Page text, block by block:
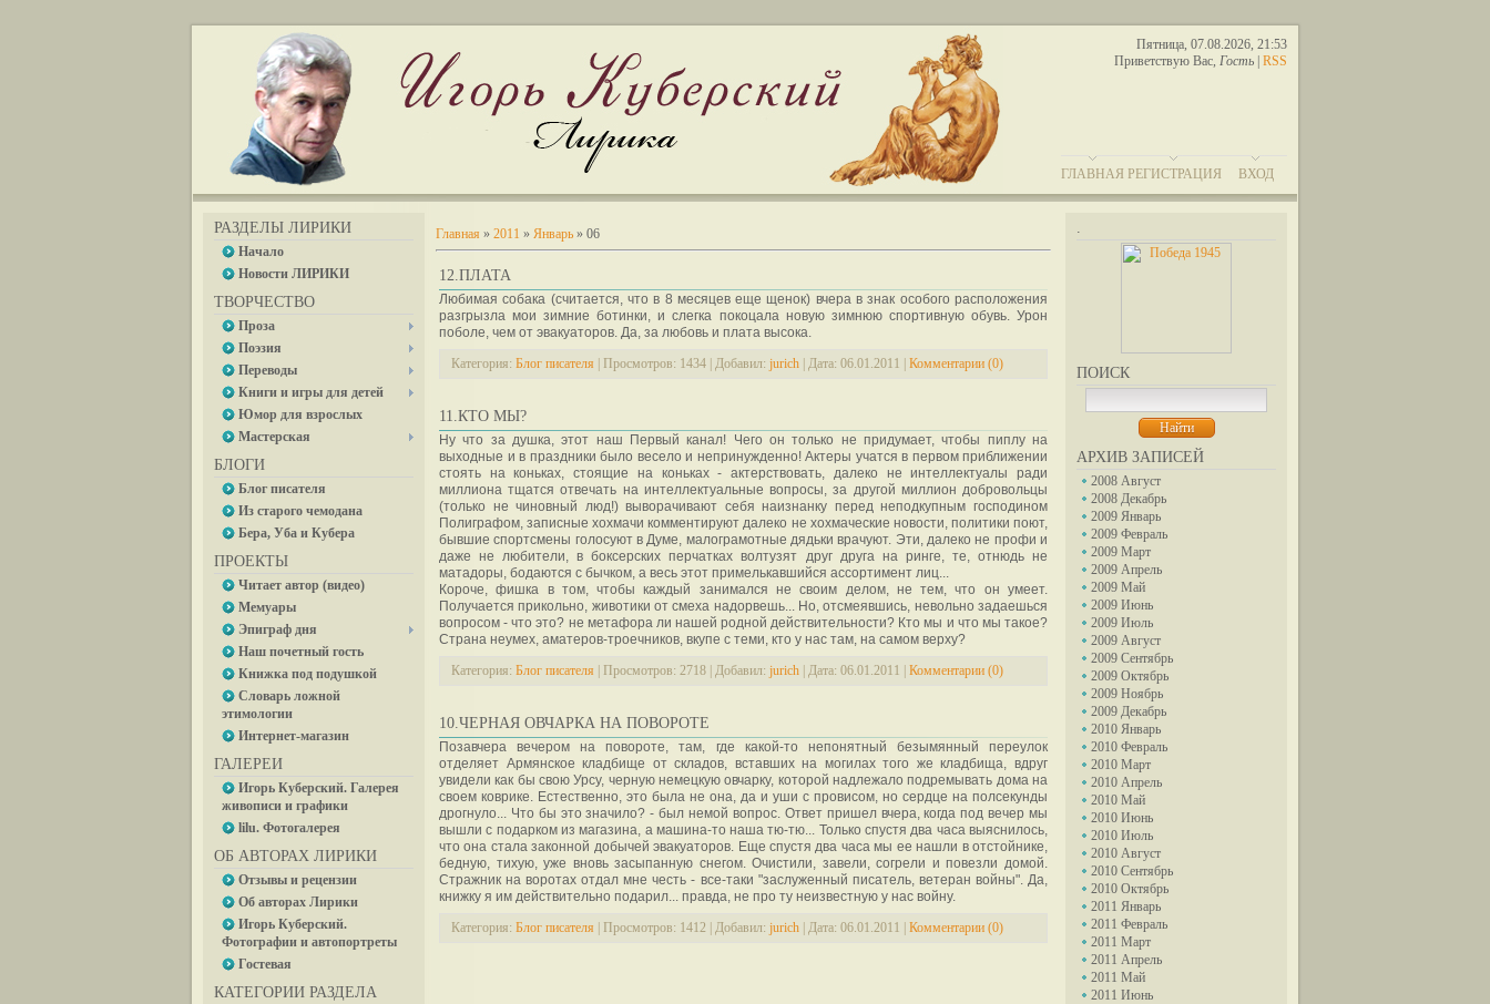
Пятница, 07.08.2026, 21:53
Приветствую Вас, Гость RSS
ГЛАВНАЯ РЕГИСТРАЦИЯ ВХОД
РАЗДЕЛЫ ЛИРИКИ
Начало
Новости ЛИРИКИ
ТВОРЧЕСТВО
Проза
Поэзия
Переводы
Книги и игры для детей
Юмор для взрослых
Мастерская
БЛОГИ
Блог писателя
Из старого чемодана
Бера, Уба и Кубера
ПРОЕКТЫ
Читает автор (видео)
Мемуары
Эпиграф дня
Наш почетный гость
Книжка под подушкой
Словарь ложной
этимологии
Интернет-магазин
ГАЛЕРЕИ
Игорь Куберский. Галерея
живописи и графики
lilu. Фотогалерея
ОБ АВТОРАХ ЛИРИКИ
Отзывы и рецензии
Об авторах Лирики
Игорь Куберский.
Фотографии и автопортреты
Гостевая
КАТЕГОРИИ РАЗДЕЛА
.
ПОИСК
АРХИВ ЗАПИСЕЙ
2008 Август
2008 Декабрь
2009 Январь
2009 Февраль
2009 Март
2009 Апрель
2009 Май
2009 Июнь
2009 Июль
2009 Август
2009 Сентябрь
2009 Октябрь
2009 Ноябрь
2009 Декабрь
2010 Январь
2010 Февраль
2010 Март
2010 Апрель
2010 Май
2010 Июнь
2010 Июль
2010 Август
2010 Сентябрь
2010 Октябрь
2011 Январь
2011 Февраль
2011 Март
2011 Апрель
2011 Май
2011 Июнь
Главная » 2011 » Январь » 06
12.ПЛАТА
Любимая собака (считается, что в 8 месяцев еще щенок) вчера в знак особого расположения
разгрызла мои зимние ботинки, и слегка покоцала новую зимнюю спортивную обувь. Урон
поболе, чем от эвакуаторов. Да, за любовь и плата высока.
Категория: Блог писателя Просмотров: 1434 Добавил: jurich Дата: 06.01.2011 Комментарии (0)
11.КТО МЫ?
Ну что за душка, этот наш Первый канал! Чего он только не придумает, чтобы пиплу на
выходные и в праздники было весело и непринужденно! Актеры учатся в первом приближении
стоять на коньках, стоящие на коньках - актерствовать, далеко не интеллектуалы ради
миллиона тщатся отвечать на интеллектуальные вопросы, за другой миллион добровольцы
(только не чиновный люд!) выворачивают себя наизнанку перед неподкупным господином
Полиграфом, записные хохмачи комментируют далеко не хохмаческие новости, политики поют,
бывшие спортсмены голосуют в Думе, малограмотные дядьки врачуют. Эти, далеко не профи и
даже не любители, в боксерских перчатках волтузят друг друга на ринге, те, отнюдь не
матадоры, бодаются с бычком, а весь этот примелькавшийся ассортимент лиц...
Короче, фишка в том, чтобы каждый занимался не своим делом, не тем, что он умеет.
Получается прикольно, животики от смеха надорвешь... Но, отсмеявшись, невольно задаешься
вопросом - что это? не метафора ли нашей родной действительности? Кто мы и что мы такое?
Страна неумех, аматеров-троечников, вкупе с теми, кто у нас там, на самом верху?
Категория: Блог писателя Просмотров: 2718 Добавил: jurich Дата: 06.01.2011 Комментарии (0)
10.ЧЕРНАЯ ОВЧАРКА НА ПОВОРОТЕ
Позавчера вечером на повороте, там, где какой-то непонятный безымянный переулок
отделяет Армянское кладбище от складов, вставших на могилах того же кладбища, вдруг
увидели как бы свою Урсу, черную немецкую овчарку, которой надлежало подремывать дома на
своем коврике. Естественно, это была не она, да и уши с провисом, но сердце на полсекунды
дрогнуло... Что бы это значило? - был немой вопрос. Ответ пришел вчера, когда под вечер мы
вышли с подарком из магазина, а машина-то наша тю-тю... Только спустя два часа выяснилось,
что она стала законной добычей эвакуаторов. Еще спустя два часа мы ее нашли в отстойнике,
бедную, тихую, уже вновь засыпанную снегом. Очистили, завели, согрели и повезли домой.
Стражник на воротах отдал мне честь - все-таки "заслуженный писатель, ветеран войны". Да,
книжку я им действительно подарил... правда, не про ту неизвестную у нас войну.
Категория: Блог писателя Просмотров: 1412 Добавил: jurich Дата: 06.01.2011 Комментарии (0)